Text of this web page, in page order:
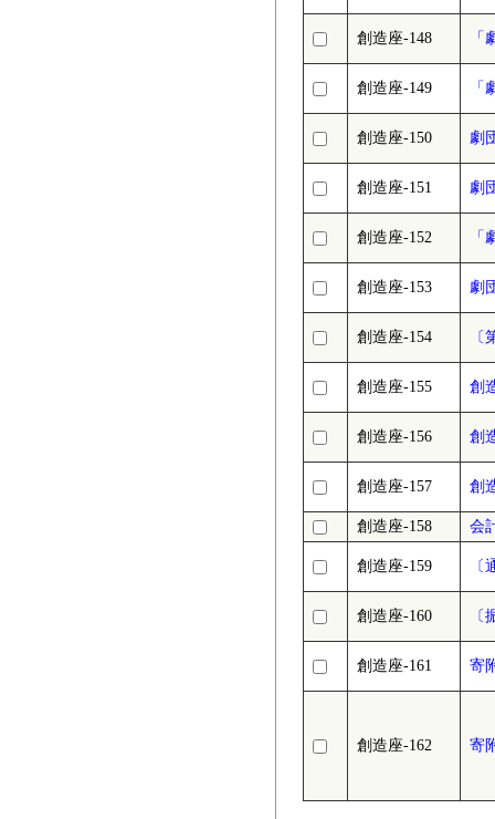
創造座-148
創造座-149
創造座-150 劇
創造座-151 劇
創造座-152
創造座-153 劇
創造座-154
創造座-155 創
創造座-156 創
創造座-157 創
創造座-158 会
創造座-159 〔
創造座-160 〔
創造座-161 寄
創造座-162 寄